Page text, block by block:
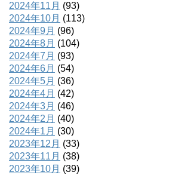
2024年11月 (93)
2024年10月 (113)
2024年9月 (96)
2024年8月 (104)
2024年7月 (93)
2024年6月 (54)
2024年5月 (36)
2024年4月 (42)
2024年3月 (46)
2024年2月 (40)
2024年1月 (30)
2023年12月 (33)
2023年11月 (38)
2023年10月 (39)